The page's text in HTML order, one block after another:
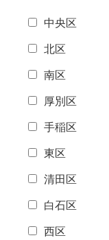
中央区
北区
南区
厚別区
手稲区
東区
清田区
白石区
西区